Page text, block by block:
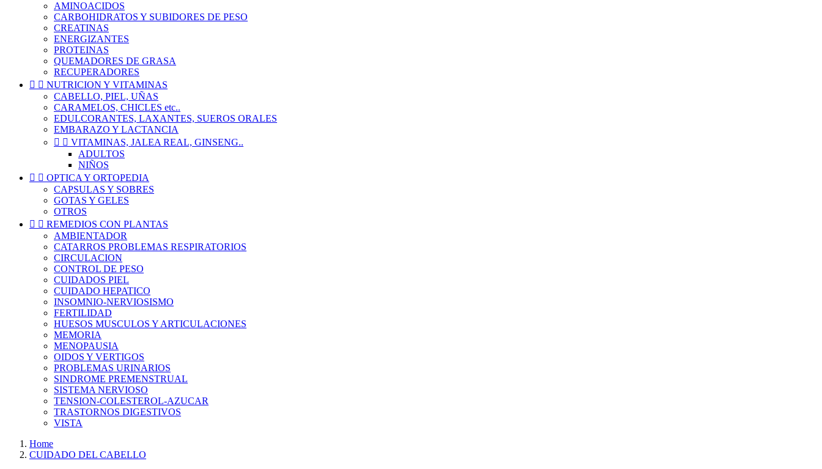
AMINOACIDOS
CARBOHIDRATOS Y SUBIDORES DE PESO
CREATINAS
ENERGIZANTES
PROTEINAS
QUEMADORES DE GRASA
RECUPERADORES
  NUTRICION Y VITAMINAS
CABELLO, PIEL, UÑAS
CARAMELOS, CHICLES etc..
EDULCORANTES, LAXANTES, SUEROS ORALES
EMBARAZO Y LACTANCIA
  VITAMINAS, JALEA REAL, GINSENG..
ADULTOS
NIÑOS
  OPTICA Y ORTOPEDIA
CAPSULAS Y SOBRES
GOTAS Y GELES
OTROS
  REMEDIOS CON PLANTAS
AMBIENTADOR
CATARROS PROBLEMAS RESPIRATORIOS
CIRCULACION
CONTROL DE PESO
CUIDADOS PIEL
CUIDADO HEPATICO
INSOMNIO-NERVIOSISMO
FERTILIDAD
HUESOS MUSCULOS Y ARTICULACIONES
MEMORIA
MENOPAUSIA
OIDOS Y VERTIGOS
PROBLEMAS URINARIOS
SINDROME PREMENSTRUAL
SISTEMA NERVIOSO
TENSION-COLESTEROL-AZUCAR
TRASTORNOS DIGESTIVOS
VISTA
Home
CUIDADO DEL CABELLO